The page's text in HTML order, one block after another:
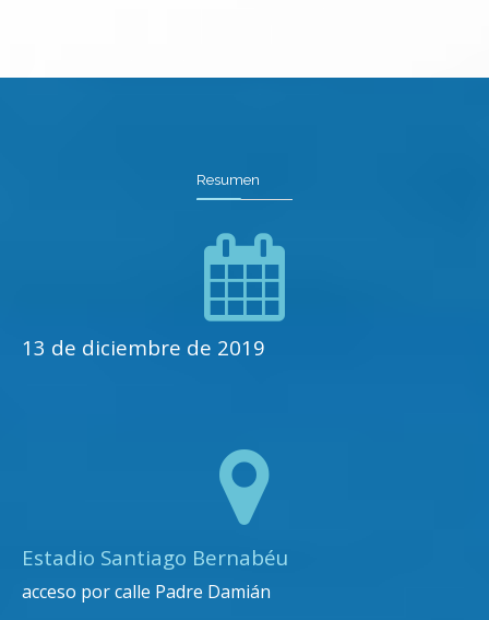
Resumen
13 de diciembre de 2019
Estadio Santiago Bernabéu
acceso por calle Padre Damián